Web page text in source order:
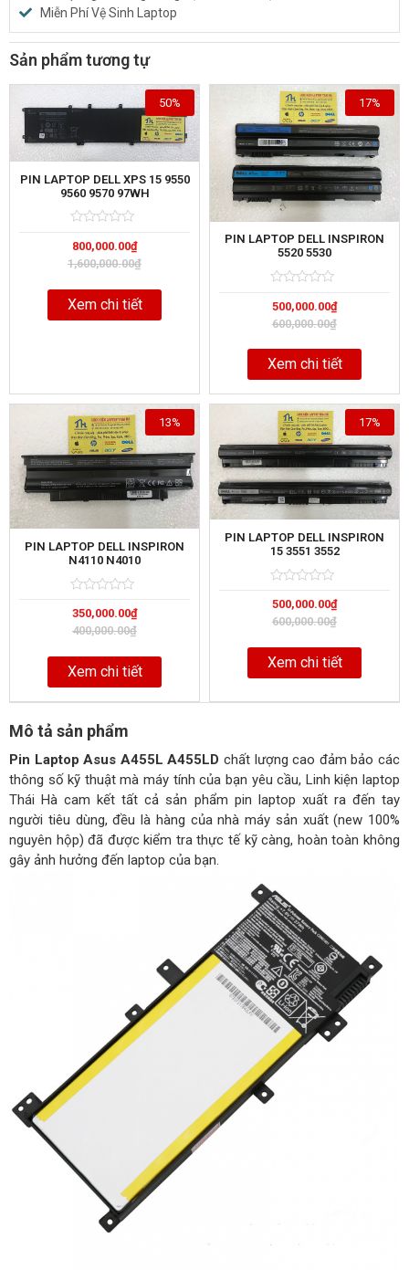
Miễn Phí Vệ Sinh Laptop
Sản phẩm tương tự
PIN LAPTOP DELL XPS 15 9550
9560 9570 97WH
0
out
of
1,600,000.00₫
800,000.00₫
50%
Xem chi tiết
PIN LAPTOP DELL INSPIRON
5520 5530
0
out
of
600,000.00₫
500,000.00₫
17%
Xem chi tiết
PIN LAPTOP DELL INSPIRON
N4110 N4010
0
out
of
400,000.00₫
350,000.00₫
13%
Xem chi tiết
PIN LAPTOP DELL INSPIRON
15 3551 3552
0
out
of
600,000.00₫
500,000.00₫
17%
Xem chi tiết
Mô tả sản phẩm
Pin Laptop Asus A455L A455LD chất lượng cao đảm bảo các
thông số kỹ thuật mà máy tính của bạn yêu cầu, Linh kiện laptop
Thái Hà cam kết tất cả sản phẩm pin laptop xuất ra đến tay
người tiêu dùng, đều là hàng của nhà máy sản xuất (new 100%
nguyên hộp) đã được kiểm tra thực tế kỹ càng, hoàn toàn không
gây ảnh hưởng đến laptop của bạn.